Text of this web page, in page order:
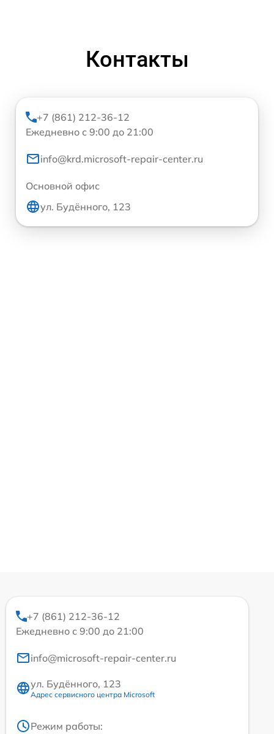
Контакты
+7 (861) 212-36-12
Ежедневно с 9:00 до 21:00
info@krd.microsoft-repair-center.ru
Основной офис
ул. Будённого, 123
+7 (861) 212-36-12
Ежедневно с 9:00 до 21:00
info@microsoft-repair-center.ru
ул. Будённого, 123
Адрес сервисного центра Microsoft
Режим работы: